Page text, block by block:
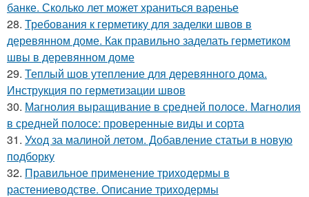
банке. Сколько лет может храниться варенье
28. Требования к герметику для заделки швов в
деревянном доме. Как правильно заделать герметиком
швы в деревянном доме
29. Теплый шов утепление для деревянного дома.
Инструкция по герметизации швов
30. Магнолия выращивание в средней полосе. Магнолия
в средней полосе: проверенные виды и сорта
31. Уход за малиной летом. Добавление статьи в новую
подборку
32. Правильное применение триходермы в
растениеводстве. Описание триходермы